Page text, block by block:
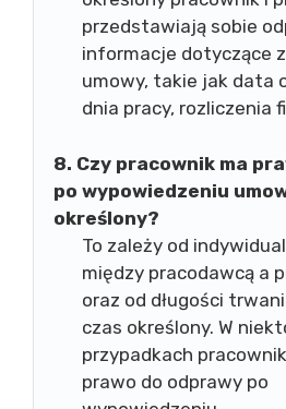
przedstawiają sobie
informacje dotyczące
umowy, takie jak data
dnia pracy, rozliczenia
8. Czy pracownik ma
po wypowiedzeniu
określony?
To zależy od
między pracodawcą a
oraz od długości
czas określony. W
przypadkach
prawo do odprawy po